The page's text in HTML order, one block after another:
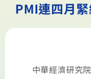
PMI連四月
中華經濟研究院